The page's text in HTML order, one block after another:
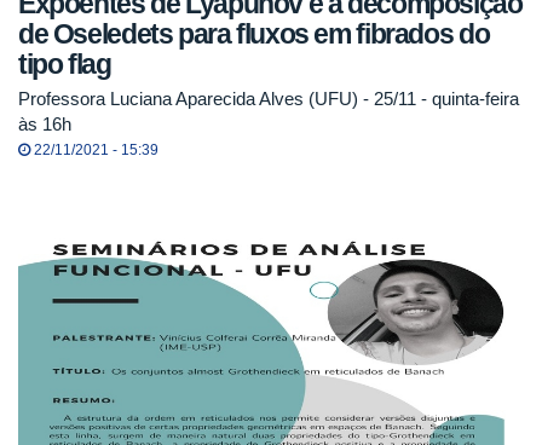
de Oseledets para fluxos em fibrados do
tipo flag
Professora Luciana Aparecida Alves (UFU) - 25/11 - quinta-feira
às 16h
22/11/2021 - 15:39